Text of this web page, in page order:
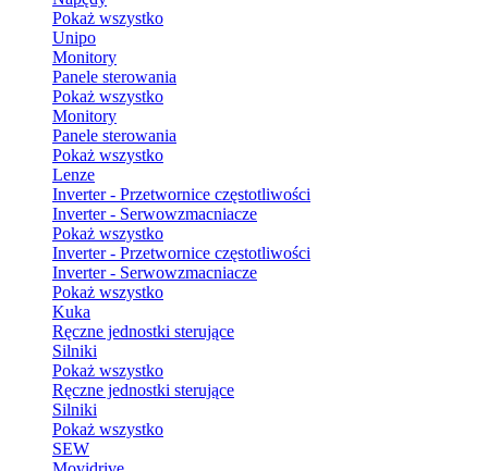
Pokaż wszystko
Unipo
Monitory
Panele sterowania
Pokaż wszystko
Monitory
Panele sterowania
Pokaż wszystko
Lenze
Inverter - Przetwornice częstotliwości
Inverter - Serwowzmacniacze
Pokaż wszystko
Inverter - Przetwornice częstotliwości
Inverter - Serwowzmacniacze
Pokaż wszystko
Kuka
Ręczne jednostki sterujące
Silniki
Pokaż wszystko
Ręczne jednostki sterujące
Silniki
Pokaż wszystko
SEW